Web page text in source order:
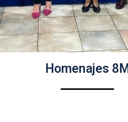
Homenajes 8M